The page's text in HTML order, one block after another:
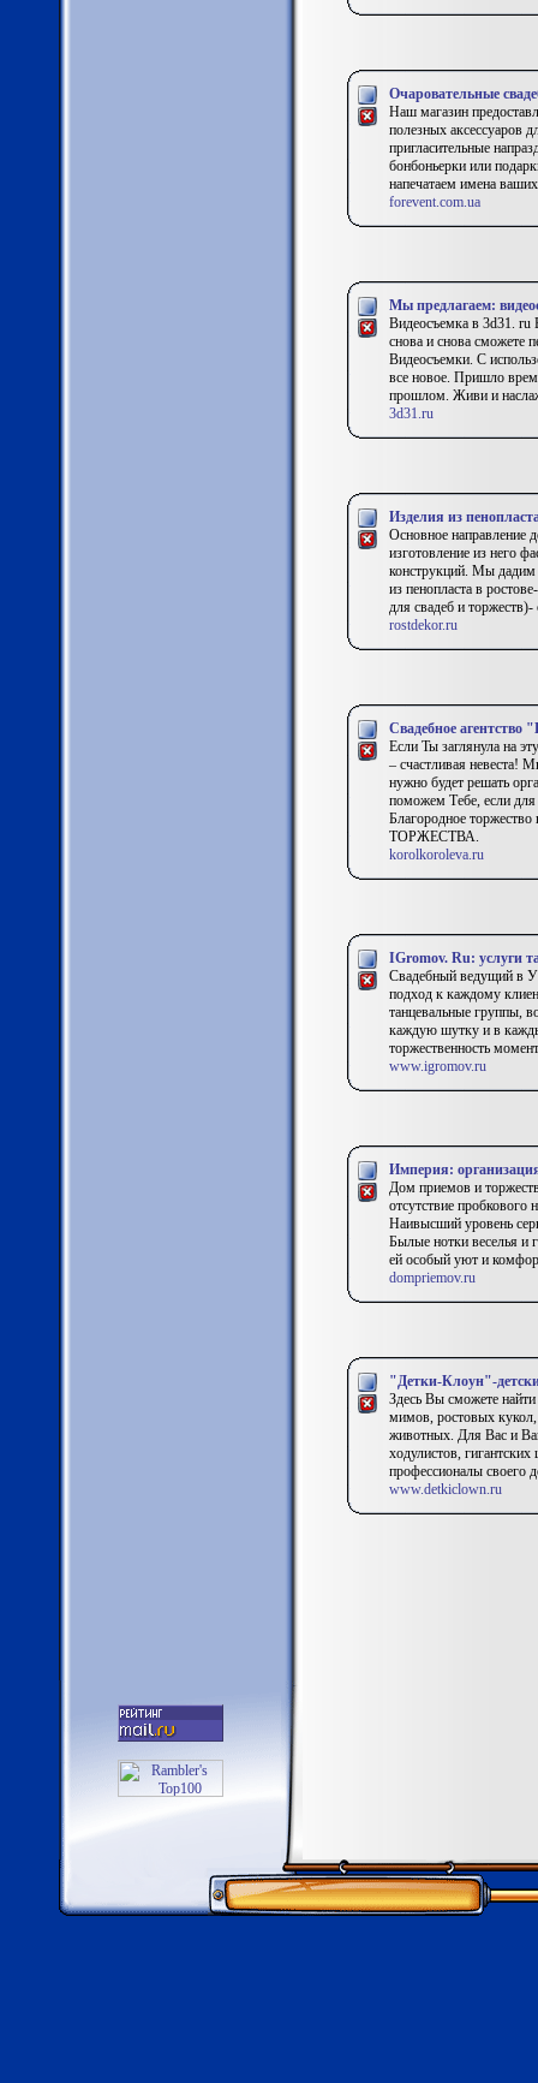
Очаровательные
Наш магазин
полезных аксессуаров
пригласительные
бонбоньерки или
напечатаем имена
forevent.com.ua
Мы предлагаем:
Видеосъемка в 3d31.
снова и снова сможете
Видеосъемки. С
все новое. Пришло
прошлом. Живи и
3d31.ru
Изделия из
Основное направление
изготовление из него
конструкций. Мы дадим
из пенопласта в
для свадеб и
rostdekor.ru
Свадебное агентство
Если Ты заглянула на
– счастливая невеста!
нужно будет решать
поможем Тебе, если для
Благородное
ТОРЖЕСТВА.
korolkoroleva.ru
IGromov. Ru: услуги
Свадебный ведущий в
подход к каждому
танцевальные группы,
каждую шутку и в
торжественность
www.igromov.ru
Империя:
Дом приемов и
отсутствие
Наивысший уровень
Былые нотки веселья и
ей особый уют и
dompriemov.ru
"Детки-Клоун"-
Здесь Вы сможете
мимов, ростовых кукол,
животных. Для Вас и
ходулистов,
профессионалы своего
www.detkiclown.ru